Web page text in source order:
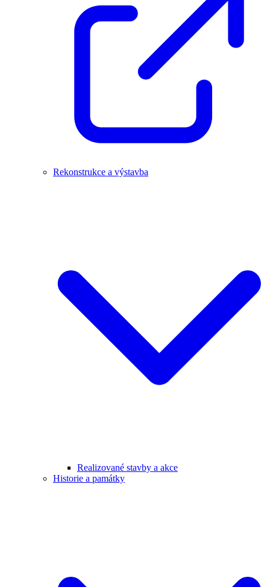
Rekonstrukce a výstavba
Realizované stavby a akce
Historie a památky